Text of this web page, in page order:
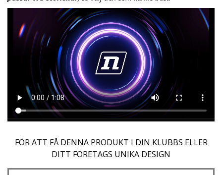
FÖR ATT FÅ DENNA PRODUKT I DIN KLUBBS ELLER
DITT FÖRETAGS UNIKA DESIGN